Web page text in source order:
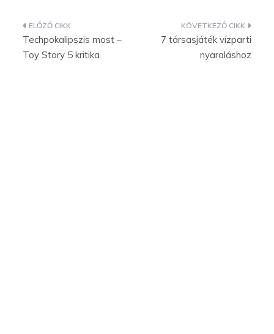
Bejegyzés
navigáció
Techpokalipszis most –
Toy Story 5 kritika
7 társasjáték vízparti
nyaraláshoz